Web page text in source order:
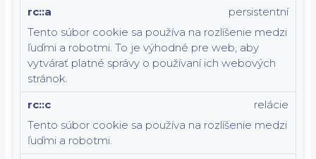
rc::a
Tento súbor cookie sa používa na rozlíšenie medzi
ľuďmi a robotmi. To je výhodné pre web, aby
vytvárať platné správy o používaní ich webových
stránok.
persistentní
rc::c
Tento súbor cookie sa používa na rozlíšenie medzi
ľuďmi a robotmi.
relácie